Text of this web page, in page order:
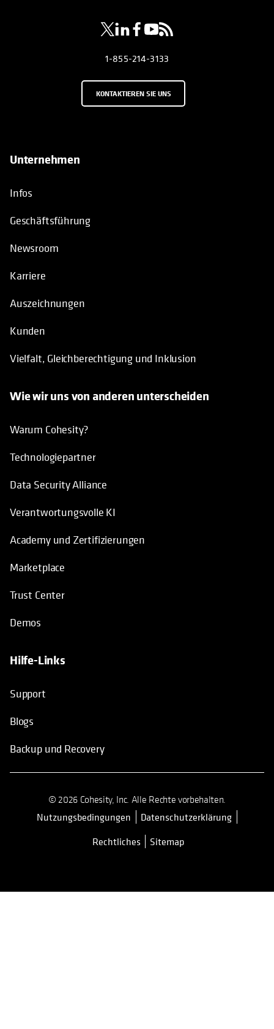
1-855-214-3133
KONTAKTIEREN SIE UNS
Unternehmen
Infos
Geschäftsführung
Newsroom
Karriere
Auszeichnungen
Kunden
Vielfalt, Gleichberechtigung und Inklusion
Wie wir uns von anderen unterscheiden
Warum Cohesity?
Technologiepartner
Data Security Alliance
Verantwortungsvolle KI
Academy und Zertifizierungen
Marketplace
Trust Center
Demos
Hilfe-Links
Support
Blogs
Backup und Recovery
© 2026 Cohesity, Inc. Alle Rechte vorbehalten.
Nutzungsbedingungen
Datenschutzerklärung
Rechtliches
Sitemap